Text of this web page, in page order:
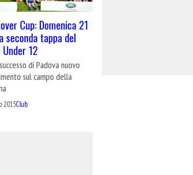
Cup: Domenica 21
seconda tappa del
12
di Padova nuovo
sul campo della
2015Club